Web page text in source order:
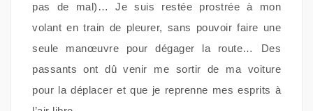
pas de mal)… Je suis restée prostrée à mon
volant en train de pleurer, sans pouvoir faire une
seule manœuvre pour dégager la route… Des
passants ont dû venir me sortir de ma voiture
pour la déplacer et que je reprenne mes esprits à